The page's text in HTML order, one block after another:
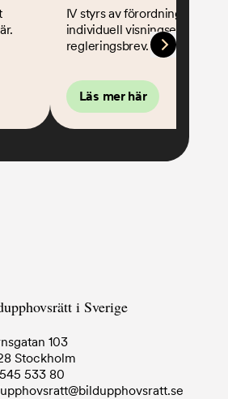
IV styrs av förordningen (SFS
individuell visningsersättning
regleringsbrev.
Läs mer här
i Sverige
103
Stockholm
533 80